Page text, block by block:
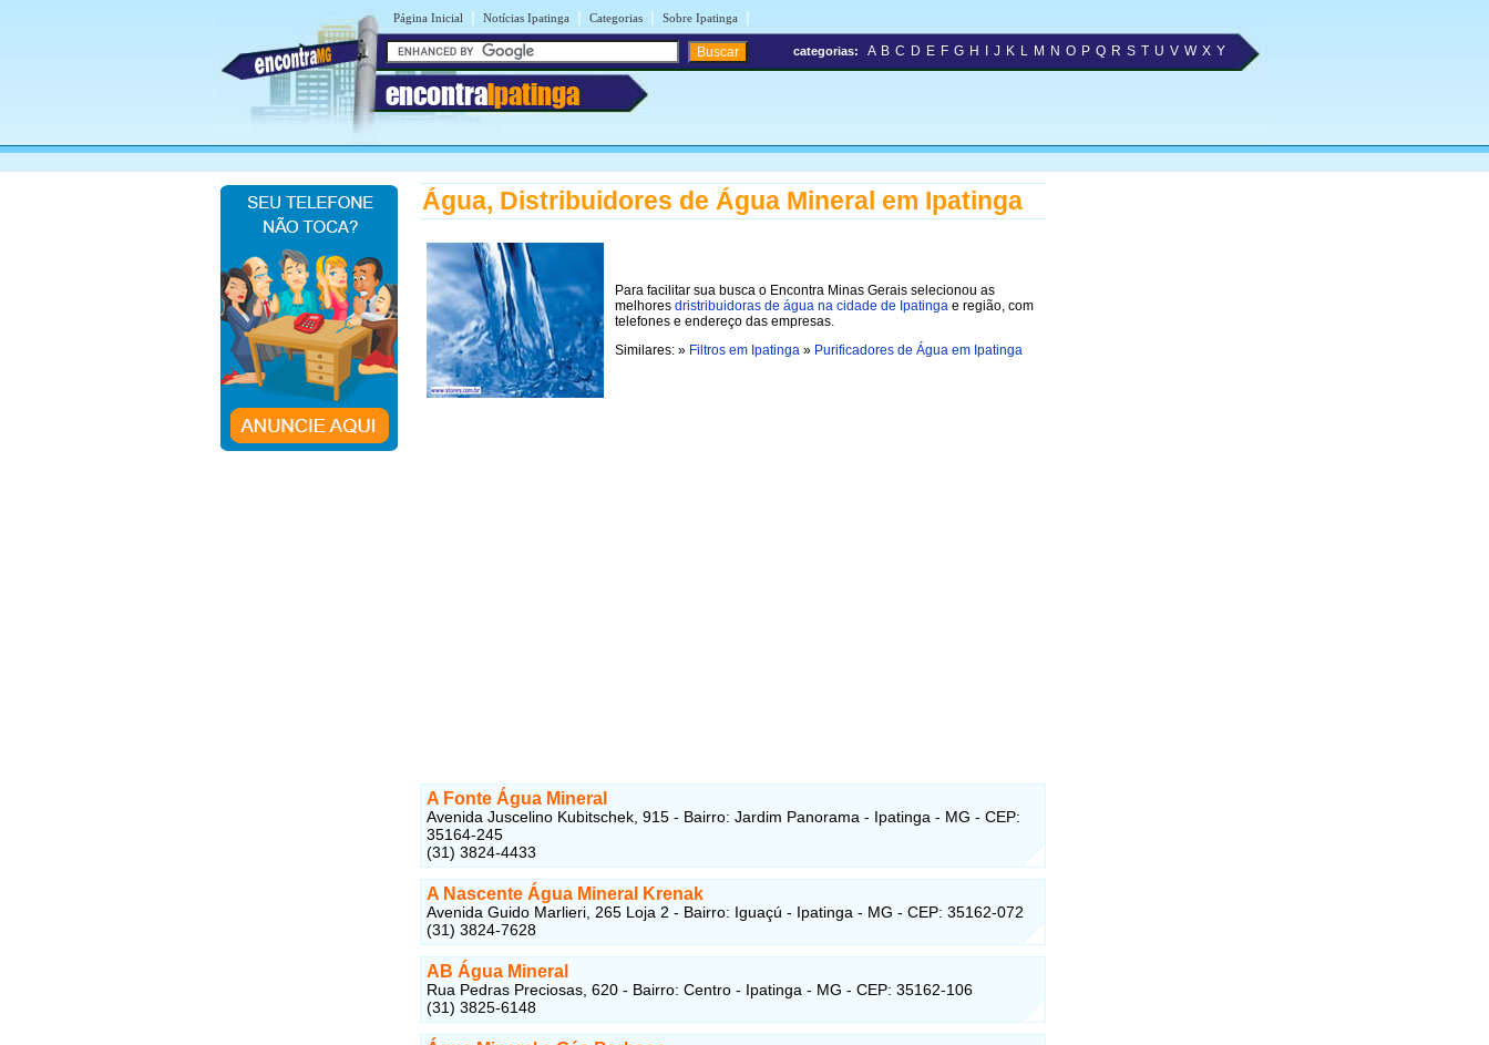
Página Inicial | Notícias Ipatinga | Categorias | Sobre Ipatinga |
encontraIpatinga
categorias: A B C D E F G H J K L M N O P Q R S T U V W X Y
Água, Distribuidores de Água Mineral em Ipatinga
Para facilitar sua busca o Encontra Minas Gerais selecionou as
melhores dristribuidoras de água na cidade de Ipatinga e região, com
telefones e endereço das empresas.
Similares: » Filtros em Ipatinga » Purificadores de Água em Ipatinga
A Fonte Água Mineral
Avenida Juscelino Kubitschek, 915 - Bairro: Jardim Panorama - Ipatinga - MG - CEP:
35164-245
(31) 3824-4433
A Nascente Água Mineral Krenak
Avenida Guido Marlieri, 265 Loja 2 - Bairro: Iguaçú - Ipatinga - MG - CEP: 35162-072
(31) 3824-7628
AB Água Mineral
Rua Pedras Preciosas, 620 - Bairro: Centro - Ipatinga - MG - CEP: 35162-106
(31) 3825-6148